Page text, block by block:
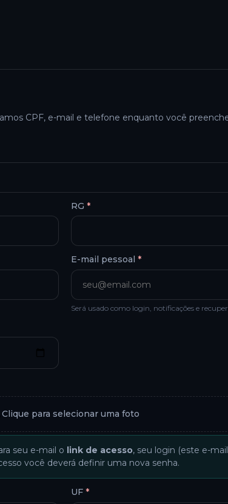
CPF, e-mail e telefone enquanto você
RG *
E-mail pessoal *
Será usado como login, notificações e
para selecionar uma foto
seu e-mail o link de acesso, seu login (este e-
você deverá definir uma nova senha.
UF *